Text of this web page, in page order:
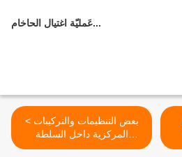
عَمليّة اغتيال الحاخام...
< بعض التنظيمات والتركيبات
المركزية داخل السلطة
الفاطمية